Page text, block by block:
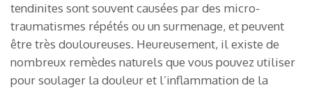
tendinites sont souvent causées par des micro-
traumatismes répétés ou un surmenage, et peuvent
être très douloureuses. Heureusement, il existe de
nombreux remèdes naturels que vous pouvez utiliser
pour soulager la douleur et l’inflammation de la